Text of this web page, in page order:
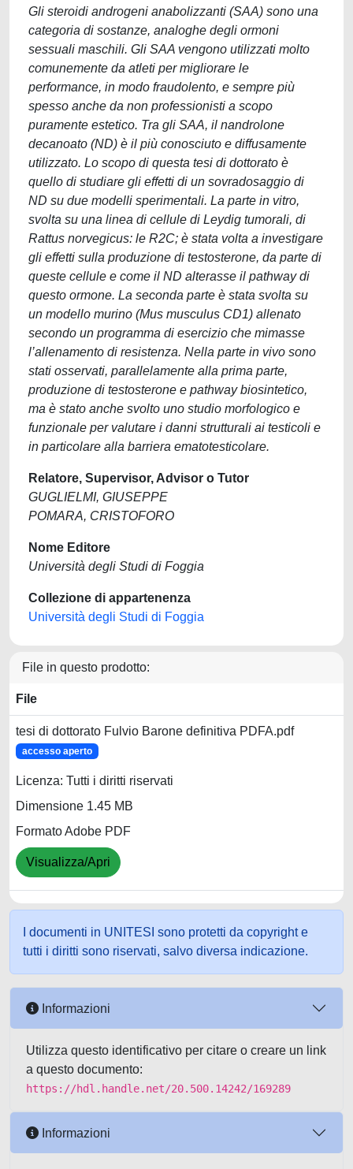
Gli steroidi androgeni anabolizzanti (SAA) sono una
categoria di sostanze, analoghe degli ormoni
sessuali maschili. Gli SAA vengono utilizzati molto
comunemente da atleti per migliorare le
performance, in modo fraudolento, e sempre più
spesso anche da non professionisti a scopo
puramente estetico. Tra gli SAA, il nandrolone
decanoato (ND) è il più conosciuto e diffusamente
utilizzato. Lo scopo di questa tesi di dottorato è
quello di studiare gli effetti di un sovradosaggio di
ND su due modelli sperimentali. La parte in vitro,
svolta su una linea di cellule di Leydig tumorali, di
Rattus norvegicus: le R2C; è stata volta a investigare
gli effetti sulla produzione di testosterone, da parte di
queste cellule e come il ND alterasse il pathway di
questo ormone. La seconda parte è stata svolta su
un modello murino (Mus musculus CD1) allenato
secondo un programma di esercizio che mimasse
l’allenamento di resistenza. Nella parte in vivo sono
stati osservati, parallelamente alla prima parte,
produzione di testosterone e pathway biosintetico,
ma è stato anche svolto uno studio morfologico e
funzionale per valutare i danni strutturali ai testicoli e
in particolare alla barriera ematotesticolare.
Relatore, Supervisor, Advisor o Tutor
GUGLIELMI, GIUSEPPE
POMARA, CRISTOFORO
Nome Editore
Università degli Studi di Foggia
Collezione di appartenenza
Università degli Studi di Foggia
File in questo prodotto:
File
tesi di dottorato Fulvio Barone definitiva PDFA.pdf
accesso aperto
Licenza: Tutti i diritti riservati
Dimensione 1.45 MB
Formato Adobe PDF
Visualizza/Apri
I documenti in UNITESI sono protetti da copyright e
tutti i diritti sono riservati, salvo diversa indicazione.
Informazioni
Utilizza questo identificativo per citare o creare un link
a questo documento:
https://hdl.handle.net/20.500.14242/169289
Informazioni